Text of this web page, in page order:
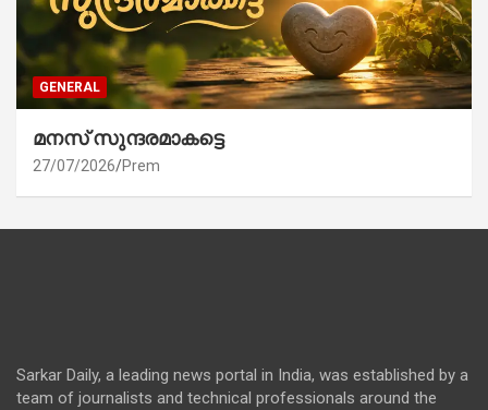
GENERAL
മനസ് സുന്ദരമാകട്ടെ
27/07/2026 Prem
Sarkar Daily, a leading news portal in India, was established by a
team of journalists and technical professionals around the